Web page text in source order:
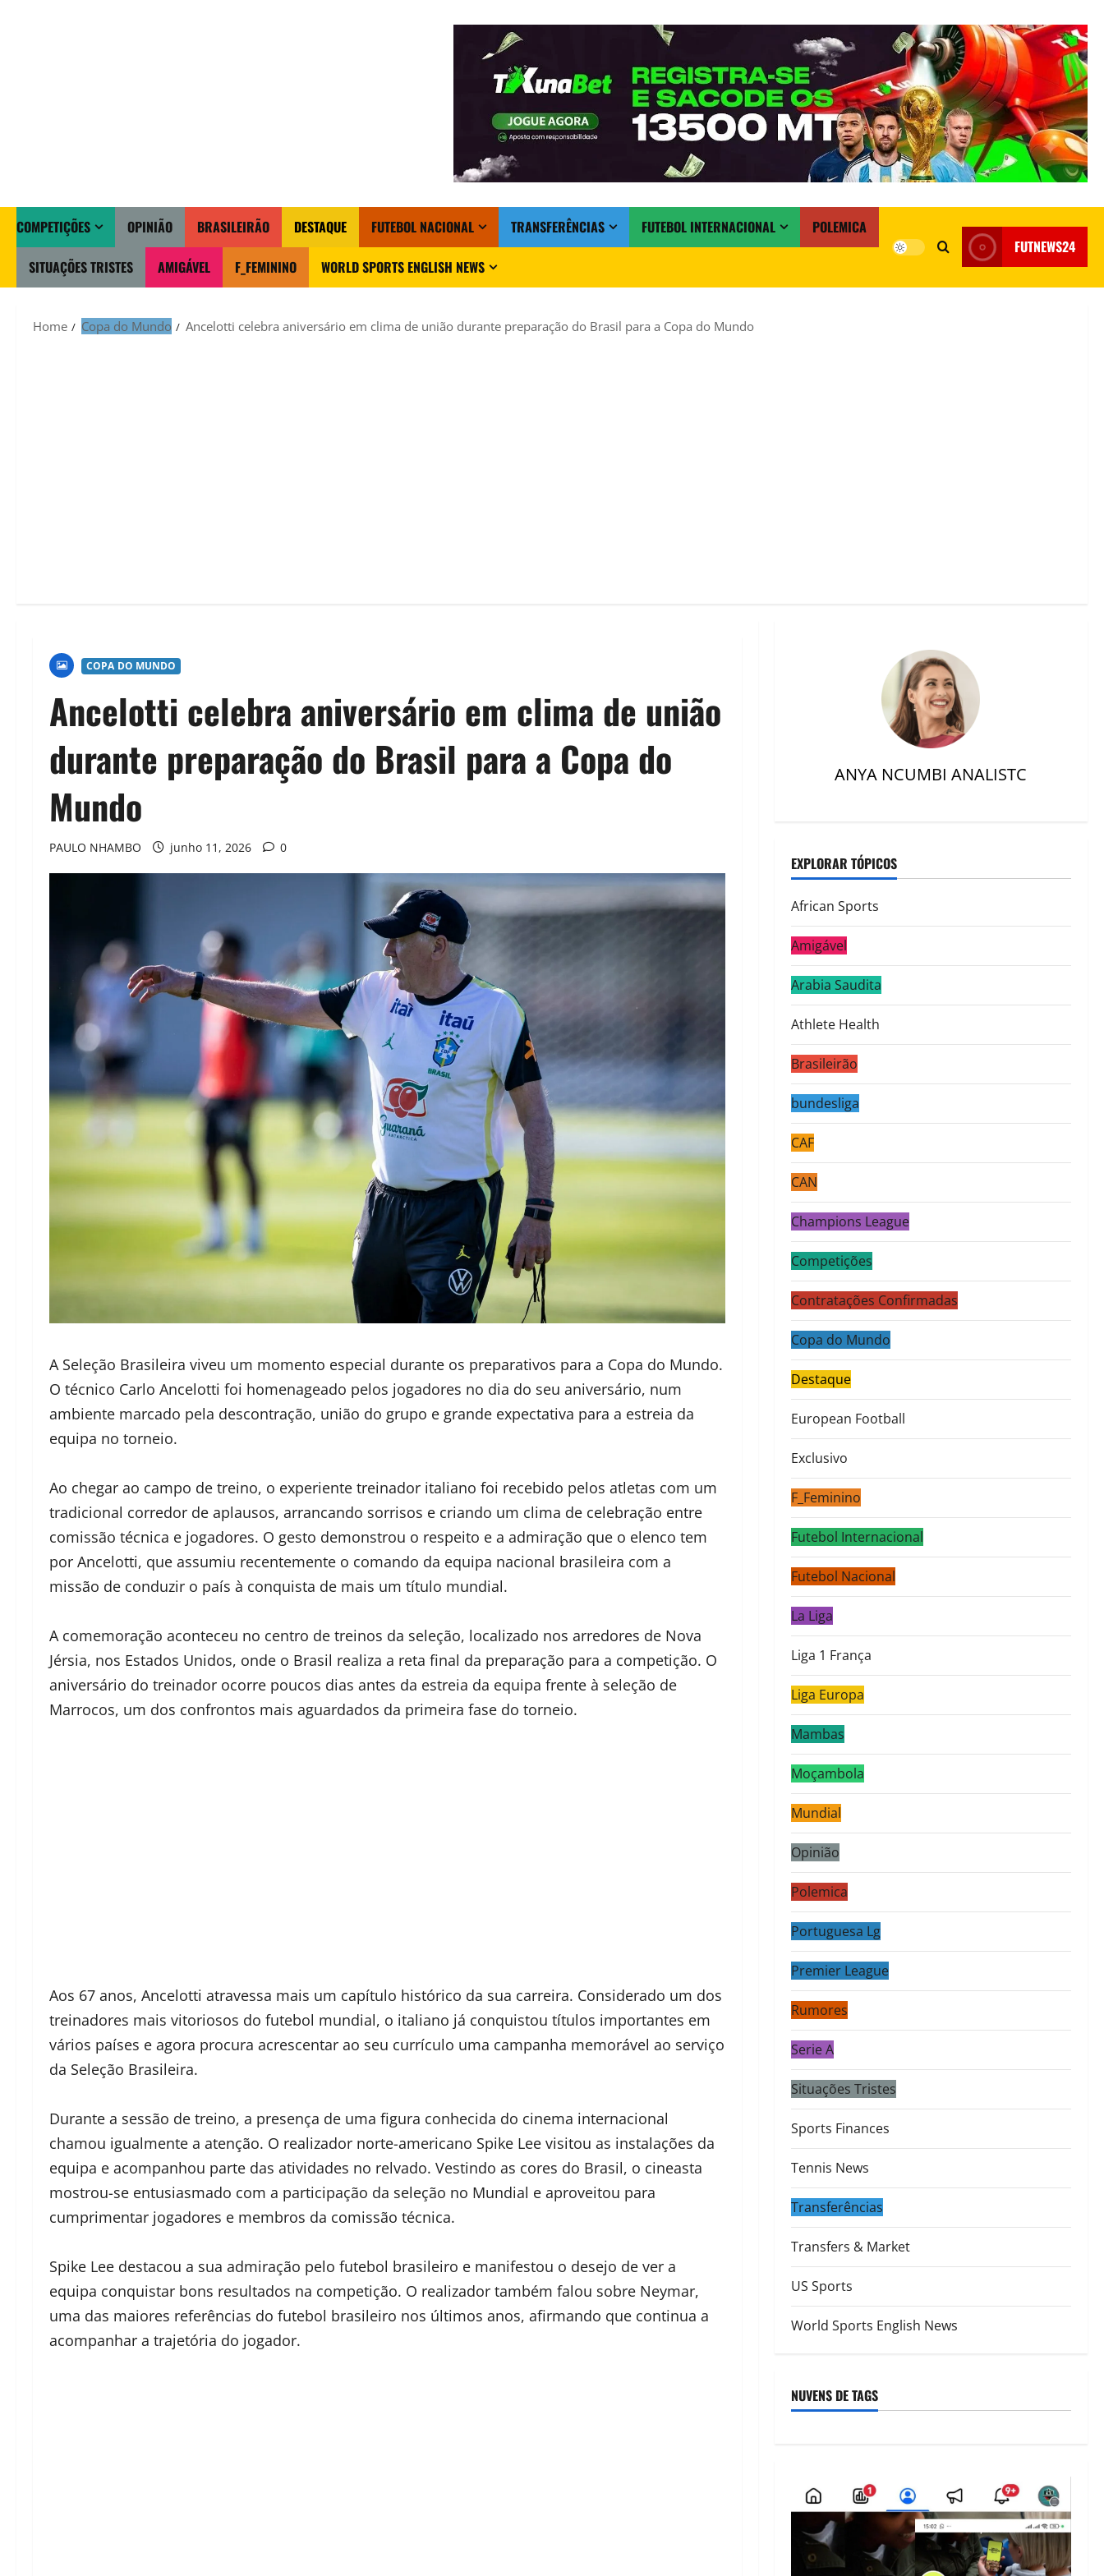
COMPETIÇÕES OPINIÃO BRASILEIRÃO DESTAQUE FUTEBOL NACIONAL TRANSFERÊNCIAS FUTEBOL INTERNACIONAL POLEMICA
SITUAÇÕES TRISTES AMIGÁVEL F_FEMININO WORLD SPORTS ENGLISH NEWS
FUTNEWS24
Home Copa do Mundo Ancelotti celebra aniversário em clima de união durante preparação do Brasil para a Copa do Mundo
COPA DO MUNDO
Ancelotti celebra aniversário em clima de união
durante preparação do Brasil para a Copa do
Mundo
PAULO NHAMBO junho 11, 2026 0
A Seleção Brasileira viveu um momento especial durante os preparativos para a Copa do Mundo.
O técnico Carlo Ancelotti foi homenageado pelos jogadores no dia do seu aniversário, num
ambiente marcado pela descontração, união do grupo e grande expectativa para a estreia da
equipa no torneio.
Ao chegar ao campo de treino, o experiente treinador italiano foi recebido pelos atletas com um
tradicional corredor de aplausos, arrancando sorrisos e criando um clima de celebração entre
comissão técnica e jogadores. O gesto demonstrou o respeito e a admiração que o elenco tem
por Ancelotti, que assumiu recentemente o comando da equipa nacional brasileira com a
missão de conduzir o país à conquista de mais um título mundial.
A comemoração aconteceu no centro de treinos da seleção, localizado nos arredores de Nova
Jérsia, nos Estados Unidos, onde o Brasil realiza a reta final da preparação para a competição. O
aniversário do treinador ocorre poucos dias antes da estreia da equipa frente à seleção de
Marrocos, um dos confrontos mais aguardados da primeira fase do torneio.
Aos 67 anos, Ancelotti atravessa mais um capítulo histórico da sua carreira. Considerado um dos
treinadores mais vitoriosos do futebol mundial, o italiano já conquistou títulos importantes em
vários países e agora procura acrescentar ao seu currículo uma campanha memorável ao serviço
da Seleção Brasileira.
Durante a sessão de treino, a presença de uma figura conhecida do cinema internacional
chamou igualmente a atenção. O realizador norte-americano Spike Lee visitou as instalações da
equipa e acompanhou parte das atividades no relvado. Vestindo as cores do Brasil, o cineasta
mostrou-se entusiasmado com a participação da seleção no Mundial e aproveitou para
cumprimentar jogadores e membros da comissão técnica.
Spike Lee destacou a sua admiração pelo futebol brasileiro e manifestou o desejo de ver a
equipa conquistar bons resultados na competição. O realizador também falou sobre Neymar,
uma das maiores referências do futebol brasileiro nos últimos anos, afirmando que continua a
acompanhar a trajetória do jogador.
ANYA NCUMBI ANALISTC
EXPLORAR TÓPICOS
African Sports
Amigável
Arabia Saudita
Athlete Health
Brasileirão
bundesliga
CAF
CAN
Champions League
Competições
Contratações Confirmadas
Copa do Mundo
Destaque
European Football
Exclusivo
F_Feminino
Futebol Internacional
Futebol Nacional
La Liga
Liga 1 França
Liga Europa
Mambas
Moçambola
Mundial
Opinião
Polemica
Portuguesa Lg
Premier League
Rumores
Serie A
Situações Tristes
Sports Finances
Tennis News
Transferências
Transfers & Market
US Sports
World Sports English News
NUVENS DE TAGS